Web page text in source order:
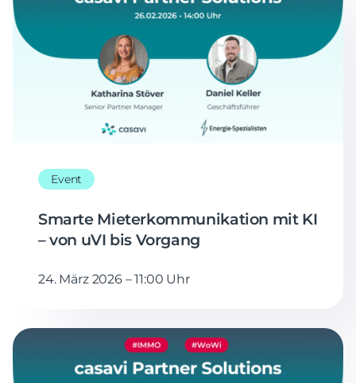
Event
Smarte Mieterkommunikation mit KI
– von uVI bis Vorgang
24. März 2026 – 11:00 Uhr